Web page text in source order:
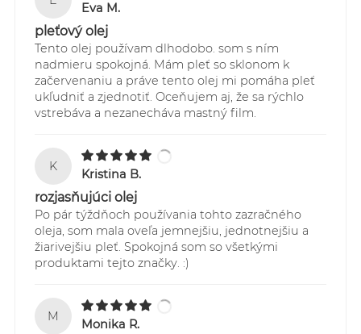
Eva M.
pleťový olej
Tento olej používam dlhodobo. som s ním
nadmieru spokojná. Mám pleť so sklonom k
začervenaniu a práve tento olej mi pomáha pleť
ukľudniť a zjednotiť. Oceňujem aj, že sa rýchlo
vstrebáva a nezanecháva mastný film.
K
Kristina B.
rozjasňujúci olej
Po pár týždňoch používania tohto zazračného
oleja, som mala oveľa jemnejšiu, jednotnejšiu a
žiarivejšiu pleť. Spokojná som so všetkými
produktami tejto značky. :)
M
Monika R.